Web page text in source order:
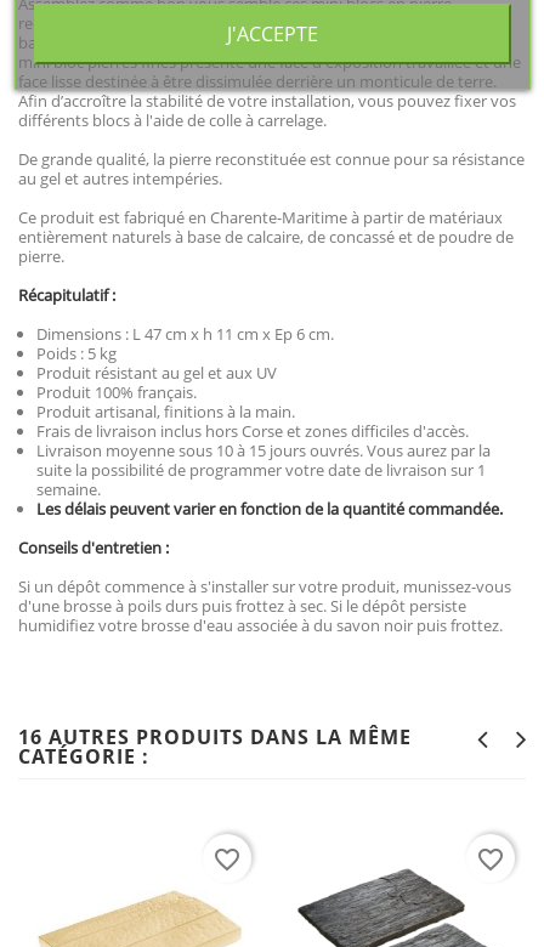
reconstituée afin de constituer une jardinière des plus originale ou
baliser vos sentiers d'un petit muret au rendu des plus élégant. Le
mini bloc pierres fines présente une face d'exposition travaillée et une
face lisse destinée à être dissimulée derrière un monticule de terre.
Afin d’accroître la stabilité de votre installation, vous pouvez fixer vos
différents blocs à l'aide de colle à carrelage.
De grande qualité, la pierre reconstituée est connue pour sa résistance
au gel et autres intempéries.
Ce produit est fabriqué en Charente-Maritime à partir de matériaux
entièrement naturels à base de calcaire, de concassé et de poudre de
pierre.
Récapitulatif :
Dimensions : L 47 cm x h 11 cm x Ep 6 cm.
Poids : 5 kg
Produit résistant au gel et aux UV
Produit 100% français.
Produit artisanal, finitions à la main.
Frais de livraison inclus hors Corse et zones difficiles d'accès.
Livraison moyenne sous 10 à 15 jours ouvrés. Vous aurez par la
suite la possibilité de programmer votre date de livraison sur 1
semaine.
Les délais peuvent varier en fonction de la quantité commandée.
Conseils d'entretien :
Si un dépôt commence à s'installer sur votre produit, munissez-vous
d'une brosse à poils durs puis frottez à sec. Si le dépôt persiste
humidifiez votre brosse d'eau associée à du savon noir puis frottez.
16 AUTRES PRODUITS DANS LA MÊME
CATÉGORIE :
favorite_border favorite_border
J'ACCEPTE